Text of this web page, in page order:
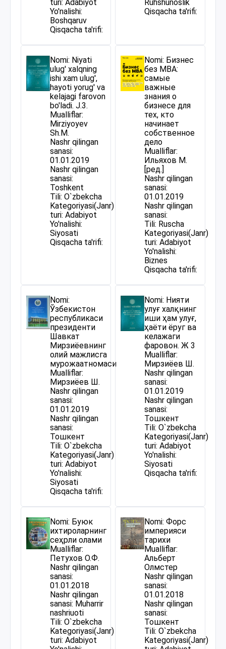
turi: Adabiyot
Yo'nalishi:
Boshqaruv
Qisqacha ta'rifi:
Ruhshunoslik
Qisqacha ta'rifi:
Nomi: Niyati
ulug' xalqning
ishi xam ulug',
hayoti yorug' va
kelajagi farovon
bo'ladi. J.3.
Mualliflar:
Mirziyoyev
Sh.M.
Nashr qilingan
sanasi:
01.01.2019
Nashr qilingan
sanasi:
Toshkent
Tili: O`zbekcha
Kategoriyasi(Janr)
turi: Adabiyot
Yo'nalishi:
Siyosati
Qisqacha ta'rifi:
Nomi: Бизнес
без МВА:
самые
важные
знания о
бизнесе для
тех, кто
начинает
собственное
дело
Mualliflar:
Ильяхов М.
[ред.]
Nashr qilingan
sanasi:
01.01.2019
Nashr qilingan
sanasi:
Tili: Ruscha
Kategoriyasi(Janr)
turi: Adabiyot
Yo'nalishi:
Biznes
Qisqacha ta'rifi:
Nomi:
Ўзбекистон
республикаси
президенти
Шавкат
Мирзиёевнинг
олий мажлисга
мурожаатномаси
Mualliflar:
Мирзиёев Ш.
Nashr qilingan
sanasi:
01.01.2019
Nashr qilingan
sanasi:
Тошкент
Tili: O`zbekcha
Kategoriyasi(Janr)
turi: Adabiyot
Yo'nalishi:
Siyosati
Qisqacha ta'rifi:
Nomi: Нияти
улуғ халқнинг
иши ҳам улуғ,
ҳаёти ёруг ва
келажаги
фаровон. Ж 3
Mualliflar:
Мирзиёев Ш.
Nashr qilingan
sanasi:
01.01.2019
Nashr qilingan
sanasi:
Тошкент
Tili: O`zbekcha
Kategoriyasi(Janr)
turi: Adabiyot
Yo'nalishi:
Siyosati
Qisqacha ta'rifi:
Nomi: Буюк
ихтироларнинг
сеҳрли олами
Mualliflar:
Петухов О.Ф.
Nashr qilingan
sanasi:
01.01.2018
Nashr qilingan
sanasi: Muharrir
nashriuoti
Tili: O`zbekcha
Kategoriyasi(Janr)
turi: Adabiyot
Nomi: Форс
империяси
тарихи
Mualliflar:
Альберт
Олмстер
Nashr qilingan
sanasi:
01.01.2018
Nashr qilingan
sanasi:
Тошкент
Tili: O`zbekcha
Kategoriyasi(Janr)